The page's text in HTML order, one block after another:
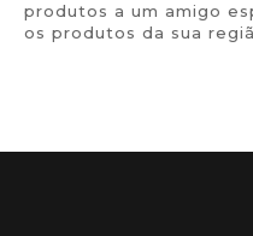
produtos a um amigo
os produtos da sua